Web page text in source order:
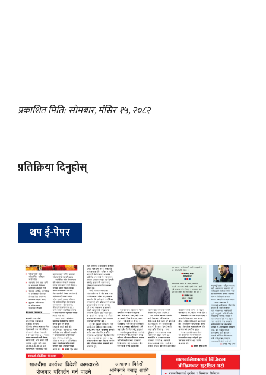
प्रकाशित मिति: सोमबार, मंसिर १५, २०८२
प्रतिक्रिया दिनुहोस्
थप ई-पेपर